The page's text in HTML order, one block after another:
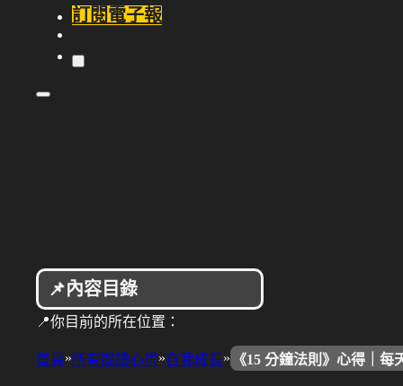
訂閱電子報
📌內容目錄
📍你目前的所在位置：
首頁»所有閱讀心得»自我成長» 《15 分鐘法則》心得｜